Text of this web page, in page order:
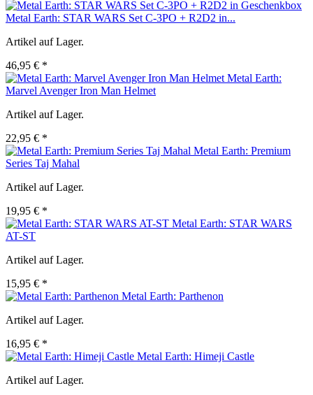
Metal Earth: STAR WARS Set C-3PO + R2D2 in...
Artikel auf Lager.
46,95 € *
Metal Earth:
Marvel Avenger Iron Man Helmet
Artikel auf Lager.
22,95 € *
Metal Earth: Premium
Series Taj Mahal
Artikel auf Lager.
19,95 € *
Metal Earth: STAR WARS
AT-ST
Artikel auf Lager.
15,95 € *
Metal Earth: Parthenon
Artikel auf Lager.
16,95 € *
Metal Earth: Himeji Castle
Artikel auf Lager.